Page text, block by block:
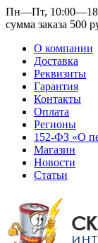
Пн—Пт,
сумма заказа 500
О компании
Доставка
Реквизиты
Гарантия
Контакты
Оплата
Регионы
152-ФЗ «О
Магазин
Новости
Статьи